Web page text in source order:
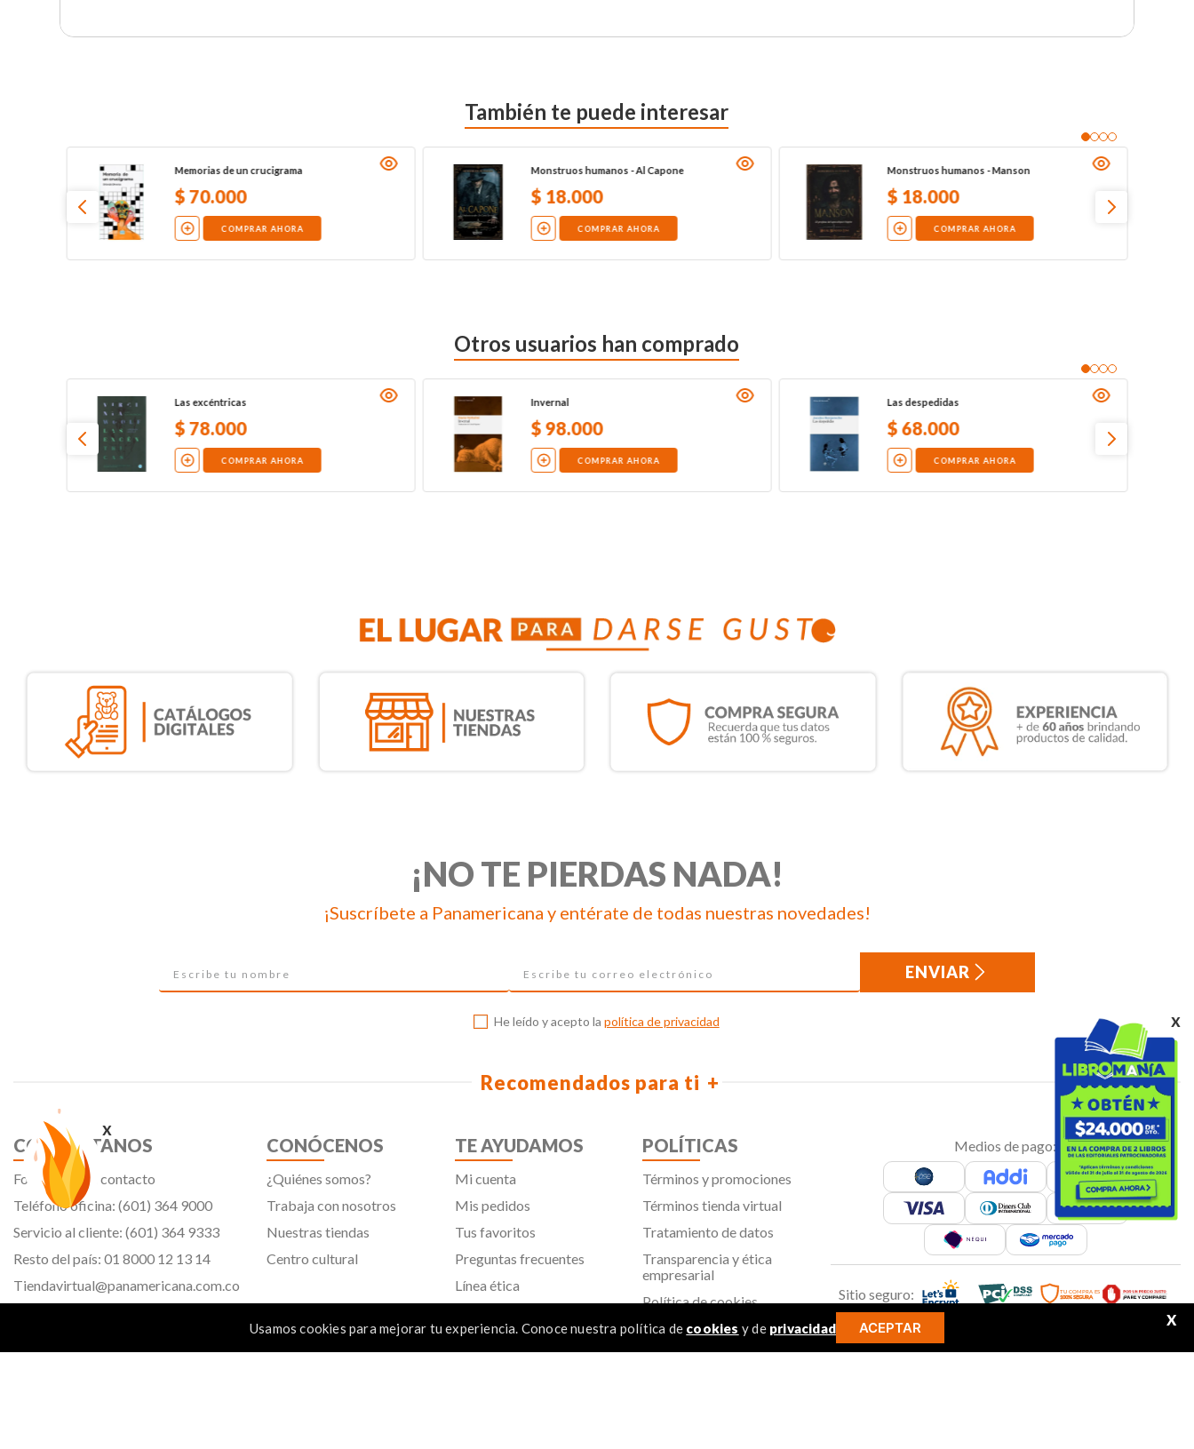
x
x
Usamos cookies para mejorar tu experiencia. Conoce nuestra política de cookies y de privacidad ACEPTAR X
También te puede interesar
Memorias de un crucigrama
$70.000
COMPRAR AHORA
Monstruos humanos - Al Capone
$ 18.000
COMPRAR AHORA
Monstruos humanos - Manson
$ 18.000
COMPRAR AHORA
Otros usuarios han comprado
Las excéntricas
$78.000
COMPRAR AHORA
Invernal
$98.000
COMPRAR AHORA
Las despedidas
$68.000
COMPRAR AHORA
¡NO TE PIERDAS NADA!
¡Suscríbete a Panamericana y entérate de todas nuestras novedades!
ENVIAR
He leído y acepto la política de privacidad
Recomendados para ti
CONTÁCTANOS
Formulario de contacto
Teléfono oficina: (601) 364 9000
Servicio al cliente: (601) 364 9333
Resto del país: 01 8000 12 13 14
Tiendavirtual@panamericana.com.co
CONÓCENOS
¿Quiénes somos?
Trabaja con nosotros
Nuestras tiendas
Centro cultural
TE AYUDAMOS
Mi cuenta
Mis pedidos
Tus favoritos
Preguntas frecuentes
Línea ética
POLÍTICAS
Términos y promociones
Términos tienda virtual
Tratamiento de datos
Transparencia y ética
empresarial
Política de cookies
Aviso de privacidad
SIC
Medios de pago:
Sitio seguro: